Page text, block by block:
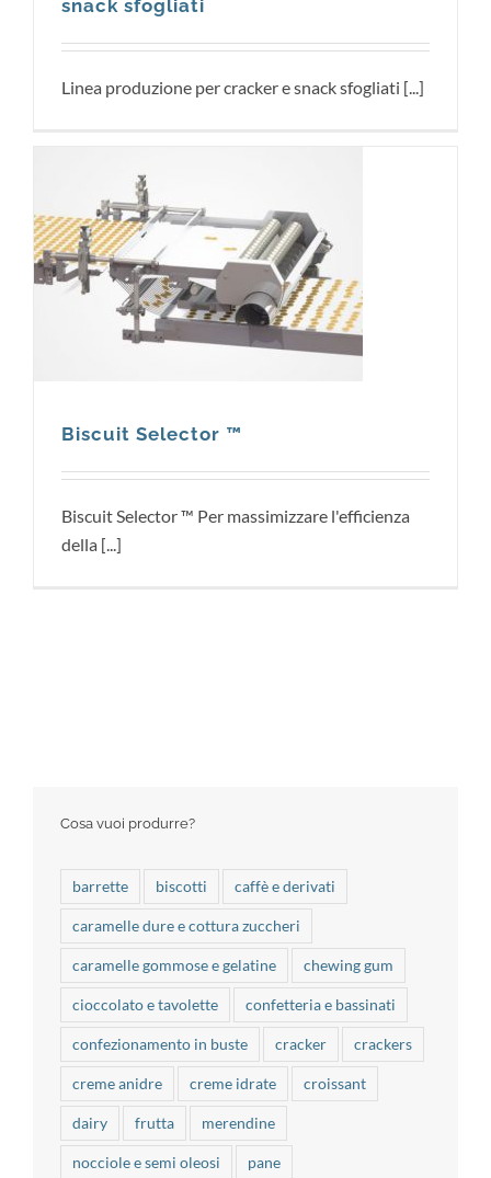
snack sfogliati
Linea produzione per cracker e snack sfogliati [...]
Biscuit Selector ™
Biscuit Selector ™ Per massimizzare l'efficienza
della [...]
Cosa vuoi produrre?
barrette biscotti caffè e derivati
caramelle dure e cottura zuccheri
caramelle gommose e gelatine chewing gum
cioccolato e tavolette confetteria e bassinati
confezionamento in buste cracker crackers
creme anidre creme idrate croissant
dairy frutta merendine
nocciole e semi oleosi pane